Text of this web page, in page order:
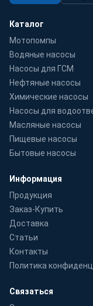
Каталог
Мотопомпы
Водяные насосы
Насосы для ГСМ
Нефтяные насосы
Химические насосы
Насосы для
Масляные насосы
Пищевые насосы
Бытовые насосы
Информация
Продукция
Заказ-Купить
Доставка
Статьи
Контакты
Политика
Связаться